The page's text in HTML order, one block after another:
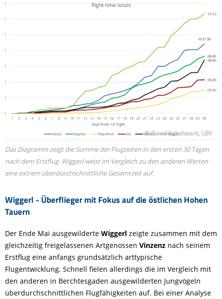
Wiggerl - Überflieger mit Fokus auf die östlichen Hohen
Tauern
© David Schuhwerk, LBV
Das Diagramm zeigt die Summe der Flugzeiten in den ersten 30 Tagen
nach dem Erstflug. Wiggerl weist im Vergleich zu den anderen Werten
eine extrem überdurchschnittliche Gesamtzeit auf.
Der Ende Mai ausgewilderte Wiggerl zeigte zusammen mit dem
gleichzeitig freigelassenen Artgenossen Vinzenz nach seinem
Erstflug eine anfangs grundsätzlich arttypische
Flugentwicklung. Schnell fielen allerdings die im Vergleich mit
den anderen in Berchtesgaden ausgewilderten Jungvögeln
überdurchschnittlichen Flugfähigkeiten auf. Bei einer Analyse